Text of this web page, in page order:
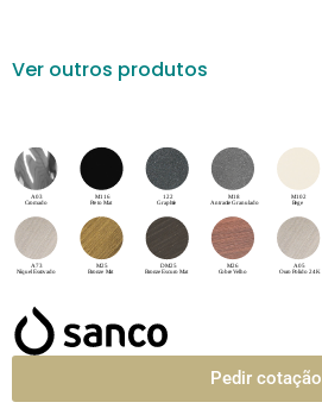
Ver outros produtos
Pedir cotação